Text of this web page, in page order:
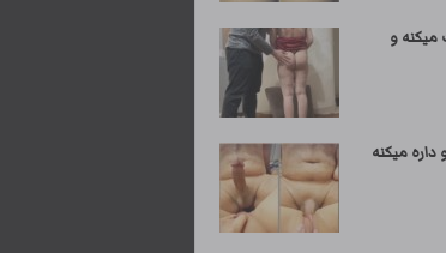
میکنه و
داره میکنه